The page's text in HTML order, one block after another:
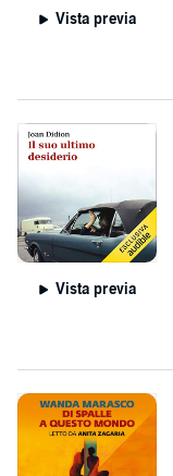
Vista previa
Vista previa